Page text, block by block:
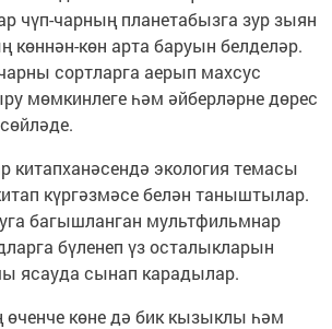
чүп-чарның планетабызга зур зыян
көннән-көн арта баруын белделәр.
сортларга аерып махсус
мөмкинлеге һәм әйберләрне дөрес
китапханәсендә экология темасы
күргәзмәсе белән таныштылар.
багышланган мультфильмнар
бүленеп үз осталыкларын
ясауда сынап карадылар.
өченче көне дә бик кызыклы һәм